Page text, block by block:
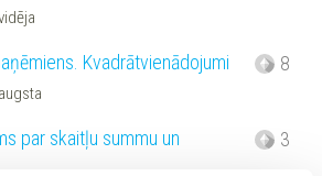
Kvadrātvienādojumi 8
par skaitļu summu un
3